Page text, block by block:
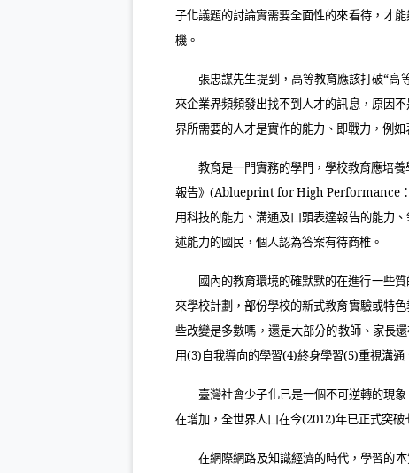
子化議題的討論實需要全面性的來看待，才
機。
張忠謀先生提到，高等教育應該打破“高
來企業界頻頻發出找不到人才的訊息，原因
界所需要的人才是實作的能力、即戰力，例
教育是一門實務的學門，學校教育應培
報告》(Ablueprint for High Performance：
用科技的能力、溝通及口頭表達報告的能力
述能力的國民，個人認為答案有待商椎。
國內的教育環境的確默默的在進行一些
來學校計劃，部份學校的新式教育實驗或特
些改變是多數嗎，還是大部分的教師、家長
用(3)自我導向的學習(4)終身學習(5)重視溝通
臺灣社會少子化已是一個不可逆轉的現
在增加，全世界人口在今(2012)年已正式突破
在網際網路及知識經濟的時代，學習的